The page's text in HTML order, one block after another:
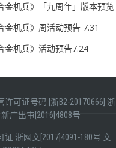
金机兵》「九周年」版本预览
金机兵》周活动预告 7.31
金机兵》活动预告7.24
可证号码 [浙B2-20170666] 浙
新广出审[2016]4808号
证 浙网文[2017]4091-180号 文